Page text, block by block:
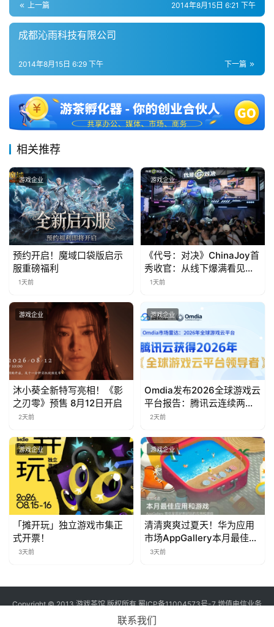
0
第
十
三
届
奖
7
月
3
0
游
对
接
会
海
站
中
文
上一篇 2014年8月15日 6:21 下午
成都沁雨科技有限公司
下一篇
2014年8月15日 6:29 下午
相关推荐
游戏企业
预约开启！魔域口袋版启示
服重磅福利
1天前
游戏企业
《代号：对决》ChinaJoy首
秀收官：从线下爆满看见玩
家的真实期待
1天前
游戏企业
沐小葵全新特写亮相！《影
之刃零》预售 8月12日开启
2天前
游戏企业
Omdia发布2026全球游戏云
平台报告：腾讯云连续两年
入选“领导者”象限
2天前
游戏企业
「摊开玩」独立游戏市集正
式开票！
3天前
游戏企业
清清爽爽过夏天！华为应用
市场AppGallery本月最佳上
新，款款提升幸福感
3天前
Copyright © 2013 游戏茶馆 版权所有蜀ICP备11004573号-7增值电信业务
经营许可证 川B2-20170060号
联系我们